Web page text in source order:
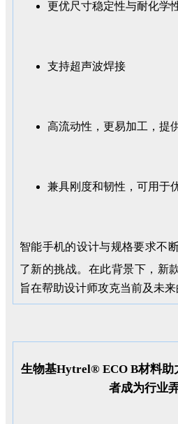
更优尺寸稳定性与耐化学
支持超声波焊接
高流动性，更易加工，提
兼具刚度和韧性，可用于
智能手机的设计与规格要求不
了新的挑战。在此背景下，新
旨在帮助设计师攻克当前及未来
生物基Hytrel® ECO B材料助
者成为行业